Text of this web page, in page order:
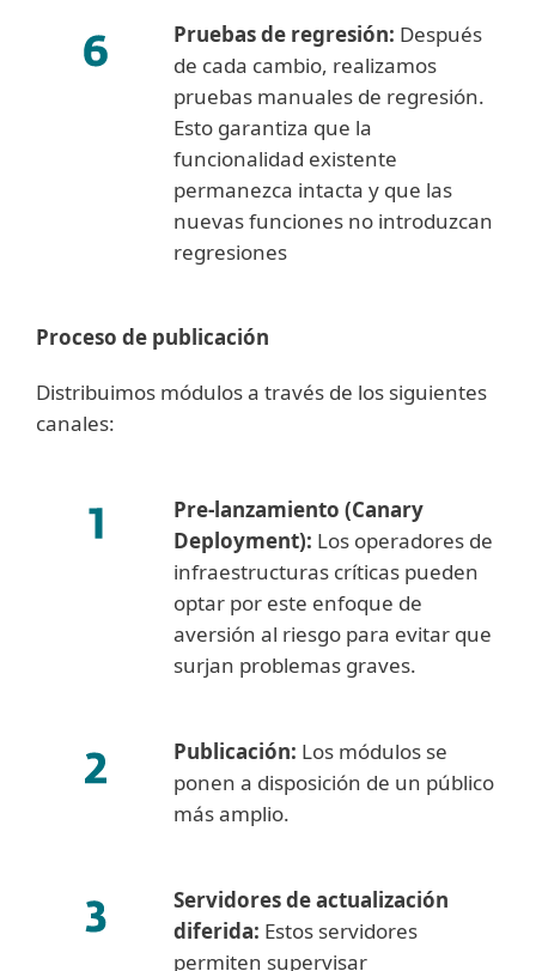
Pruebas de regresión: Después
de cada cambio, realizamos
pruebas manuales de regresión.
Esto garantiza que la
funcionalidad existente
permanezca intacta y que las
nuevas funciones no introduzcan
regresiones
Proceso de publicación
Distribuimos módulos a través de los siguientes
canales:
Pre-lanzamiento (Canary
Deployment): Los operadores de
infraestructuras críticas pueden
optar por este enfoque de
aversión al riesgo para evitar que
surjan problemas graves.
Publicación: Los módulos se
ponen a disposición de un público
más amplio.
Servidores de actualización
diferida: Estos servidores
permiten supervisar